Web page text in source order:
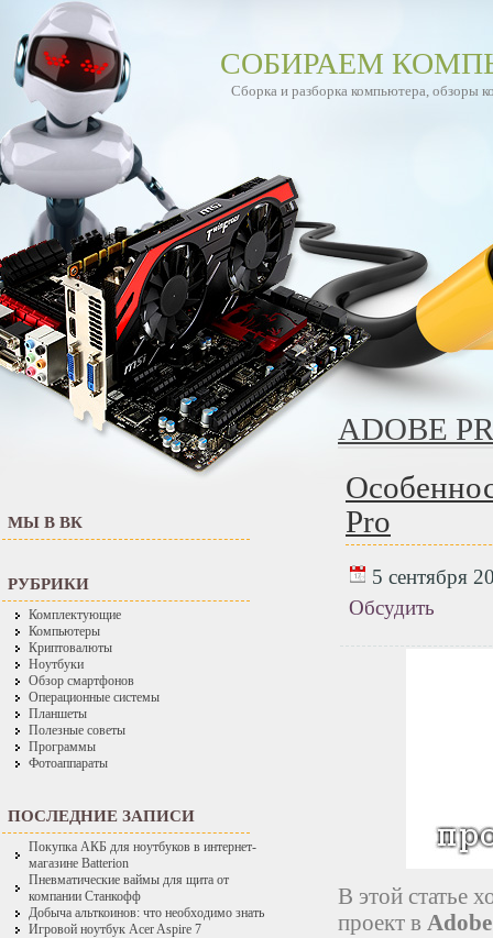
СОБИРАЕМ
Сборка и разборка компьютера, обзоры
МЫ В ВК
РУБРИКИ
Комплектующие
Компьютеры
Криптовалюты
Ноутбуки
Обзор смартфонов
Операционные системы
Планшеты
Полезные советы
Программы
Фотоаппараты
ПОСЛЕДНИЕ ЗАПИСИ
Покупка АКБ для ноутбуков в интернет-
магазине Batterion
Пневматические ваймы для щита от
компании Станкофф
Добыча альткоинов: что необходимо знать
Игровой ноутбук Acer Aspire 7
ADOBE
Pro
5 сентября
Обсудить
В этой статье
проект в